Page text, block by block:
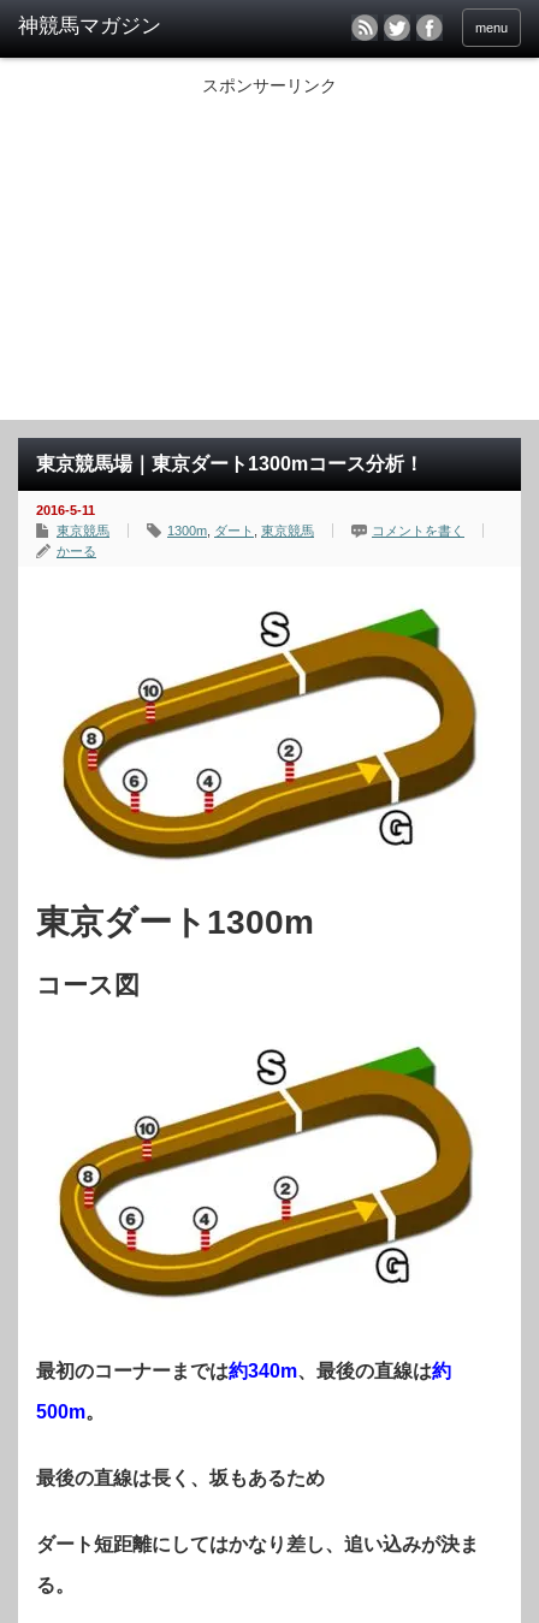
menu
スポンサーリンク
東京競馬場｜東京ダート1300mコース分析！
2016-5-11
東京競馬
1300m ダート 東京競馬
コメントを書く
かーる
東京ダート1300m
コース図
最初のコーナーまでは約340m、最後の直線は約
500m。
最後の直線は長く、坂もあるため
ダート短距離にしてはかなり差し、追い込みが決ま
る。